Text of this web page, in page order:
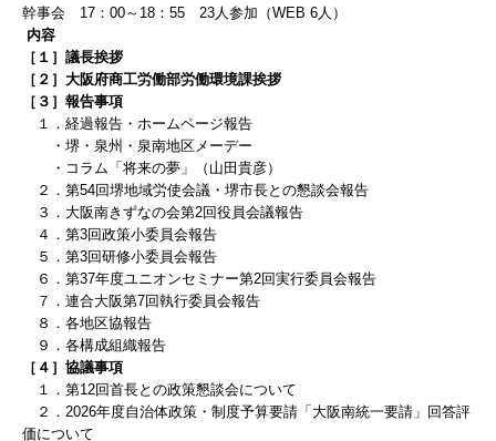
幹事会 17 ：00～ 18 ：55 23 人 参加（WEB 6 人）
内容
［１］議長挨拶
［２］大阪府商工労働部労働環境課挨拶
［３］報告事項
１．経過報告・ホームページ報告
・堺・泉州・泉南地区メーデー
・コラム「将来の夢」（山田貴彦）
２．第54回堺地域労使会議・堺市長との懇談会報告
３．大阪南きずなの会第2回役員会議報告
４．第3回政策小委員会報告
５．第3回研修小委員会報告
６．第37年度ユニオンセミナー第2回実行委員会報告
７．連合大阪第7回執行委員会報告
８．各地区協報告
９．各構成組織報告
［４］協議事項
１．第12回首長との政策懇談会について
２． 2026年度自治体政策・制度予算要請「大阪南統一要請」回答評
価について